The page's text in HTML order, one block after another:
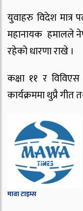
युवाहरु विदेश मात्र
महानायक हमालले
रहेको धारणा राखे ।
कक्षा ११ र
कार्यक्रममा थुप्रै गीत
मावा टाइम्स